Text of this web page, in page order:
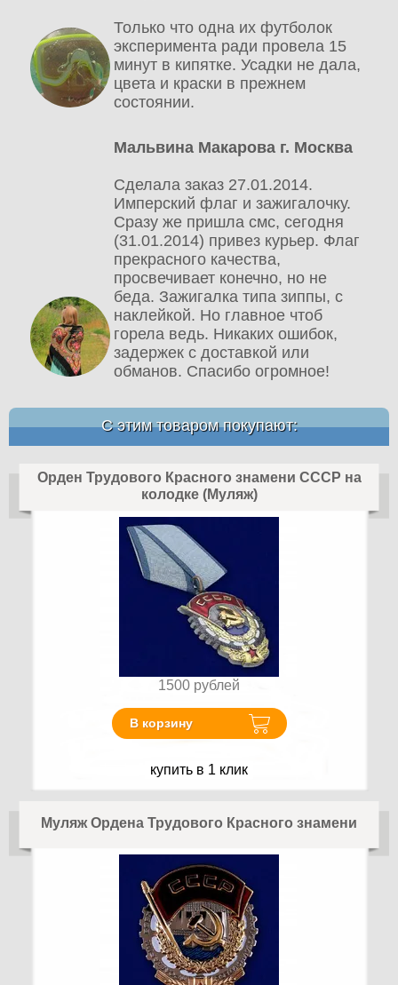
Только что одна их футболок
эксперимента ради провела 15
минут в кипятке. Усадки не дала,
цвета и краски в прежнем
состоянии.
Мальвина Макарова г. Москва
Сделала заказ 27.01.2014.
Имперский флаг и зажигалочку.
Сразу же пришла смс, сегодня
(31.01.2014) привез курьер. Флаг
прекрасного качества,
просвечивает конечно, но не
беда. Зажигалка типа зиппы, с
наклейкой. Но главное чтоб
горела ведь. Никаких ошибок,
задержек с доставкой или
обманов. Спасибо огромное!
С этим товаром покупают:
Орден Трудового Красного знамени СССР на
колодке (Муляж)
1500 рублей
В корзину
купить в 1 клик
Муляж Ордена Трудового Красного знамени